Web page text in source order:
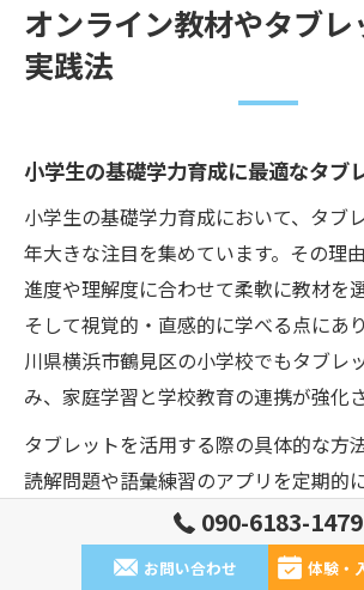
オンライン教材やタブ
実践法
小学生の基礎学力育成に最適なタブ
小学生の基礎学力育成において、タブ
年大きな注目を集めています。その理
進度や理解度に合わせて柔軟に教材を
そして視覚的・直感的に学べる点にあ
川県横浜市鶴見区の小学校でもタブレ
み、家庭学習と学校教育の連携が強化
タブレットを活用する際の具体的な方
読解問題や語彙練習のアプリを定期的
効果的です。また、音読や自動採点機
とで、子どもたち自身が自分の弱点や
090-6183-1479
お問い合わせ 体験・